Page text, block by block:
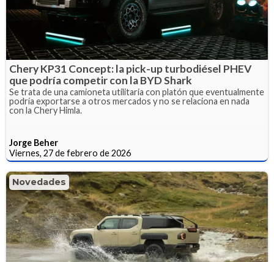
Chery KP31 Concept: la pick-up turbodiésel PHEV
que podría competir con la BYD Shark
Se trata de una camioneta utilitaria con platón que eventualmente
podría exportarse a otros mercados y no se relaciona en nada
con la Chery Himla.
Jorge Beher
Viernes, 27 de febrero de 2026
Novedades